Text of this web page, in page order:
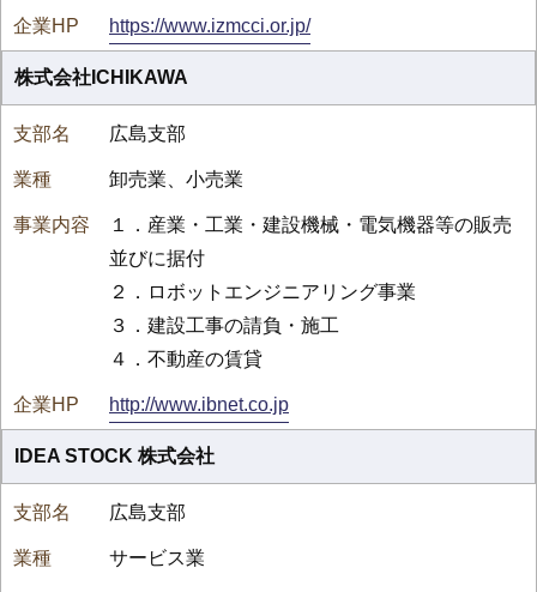
https://www.izmcci.or.jp/
株式会社ICHIKAWA
広島支部
卸売業、小売業
１．産業・工業・建設機械・電気機器等の販売
並びに据付
２．ロボットエンジニアリング事業
３．建設工事の請負・施工
４．不動産の賃貸
http://www.ibnet.co.jp
IDEA STOCK 株式会社
広島支部
サービス業